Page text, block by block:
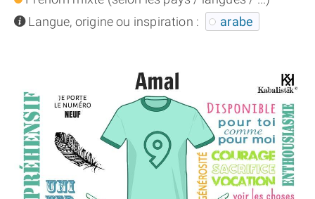
infoLangue, origine ou inspiration : arabe
NUMÉROSCOPE
THÈME « DOUBLE JE »
APPRENDRE LA NUMÉROLOGIE
EXPLORER LA NUMÉROLOGIE